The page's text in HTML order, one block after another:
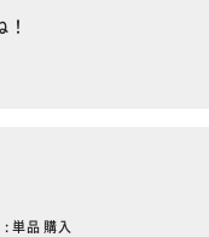
単品 購入